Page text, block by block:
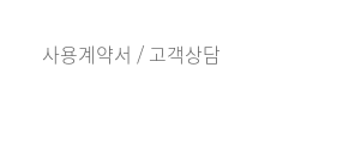
사용계약서 / 고객상담